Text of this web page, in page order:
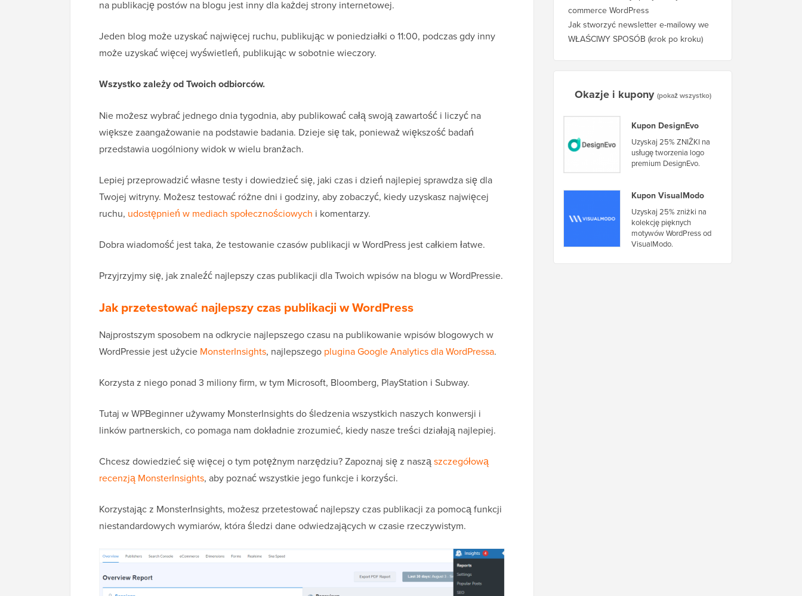
na publikację postów na blogu jest inny dla każdej strony internetowej.
Jeden blog może uzyskać najwięcej ruchu, publikując w poniedziałki o 11:00, podczas gdy inny
może uzyskać więcej wyświetleń, publikując w sobotnie wieczory.
Wszystko zależy od Twoich odbiorców.
Nie możesz wybrać jednego dnia tygodnia, aby publikować całą swoją zawartość i liczyć na
większe zaangażowanie na podstawie badania. Dzieje się tak, ponieważ większość badań
przedstawia uogólniony widok w wielu branżach.
Lepiej przeprowadzić własne testy i dowiedzieć się, jaki czas i dzień najlepiej sprawdza się dla
Twojej witryny. Możesz testować różne dni i godziny, aby zobaczyć, kiedy uzyskasz najwięcej
ruchu, udostępnień w mediach społecznościowych i komentarzy.
Dobra wiadomość jest taka, że testowanie czasów publikacji w WordPress jest całkiem łatwe.
Przyjrzyjmy się, jak znaleźć najlepszy czas publikacji dla Twoich wpisów na blogu w WordPressie.
Jak przetestować najlepszy czas publikacji w WordPress
Najprostszym sposobem na odkrycie najlepszego czasu na publikowanie wpisów blogowych w
WordPressie jest użycie MonsterInsights, najlepszego plugina Google Analytics dla WordPressa.
Korzysta z niego ponad 3 miliony firm, w tym Microsoft, Bloomberg, PlayStation i Subway.
Tutaj w WPBeginner używamy MonsterInsights do śledzenia wszystkich naszych konwersji i
linków partnerskich, co pomaga nam dokładnie zrozumieć, kiedy nasze treści działają najlepiej.
Chcesz dowiedzieć się więcej o tym potężnym narzędziu? Zapoznaj się z nasząszczegółową
recenzją MonsterInsights, aby poznać wszystkie jego funkcje i korzyści.
Korzystając z MonsterInsights, możesz przetestować najlepszy czas publikacji za pomocą funkcji
niestandardowych wymiarów, która śledzi dane odwiedzających w czasie rzeczywistym.
commerce WordPress
Jak stworzyć newsletter e-mailowy we
WŁAŚCIWY SPOSÓB (krok po kroku)
Okazje i kupony (pokaż wszystko)
Kupon DesignEvo
Uzyskaj 25% ZNIŻKI na
usługę tworzenia logo
premium DesignEvo.
Kupon VisualModo
Uzyskaj 25% zniżki na
kolekcję pięknych
motywów WordPress od
VisualModo.